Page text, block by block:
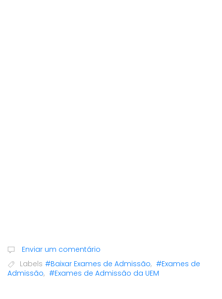
Enviar um comentário
Labels #Baixar Exames de Admissão, #Exames de
Admissão, #Exames de Admissão da UEM